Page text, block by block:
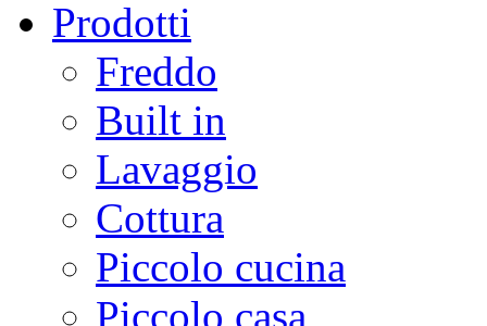
Prodotti
Freddo
Built in
Lavaggio
Cottura
Piccolo cucina
Piccolo casa